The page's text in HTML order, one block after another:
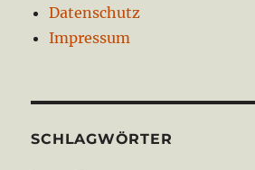
Datenschutz
Impressum
SCHLAGWÖRTER